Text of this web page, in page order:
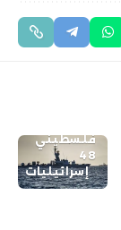
فلسطيني
48
إسرائيليات